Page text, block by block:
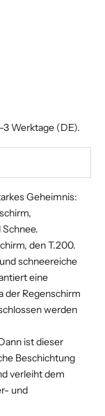
Werktage (DE).
Geheimnis:
den T.200.
schneereiche
eine
der Regenschirm
werden
ist dieser
Beschichtung
verleiht dem
und